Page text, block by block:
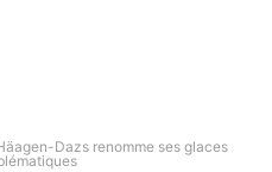
Dazs renomme ses glaces